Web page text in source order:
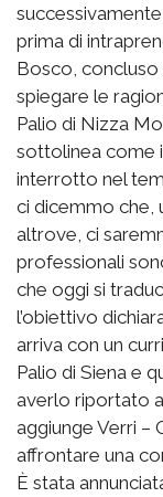
successivamente
prima di
Bosco, concluso
spiegare le
Palio di Nizza
sottolinea come
interrotto nel
ci dicemmo che,
altrove, ci
professionali
che oggi si
l’obiettivo
arriva con un
Palio di Siena e
averlo riportato
aggiunge Verri –
affrontare una
È stata